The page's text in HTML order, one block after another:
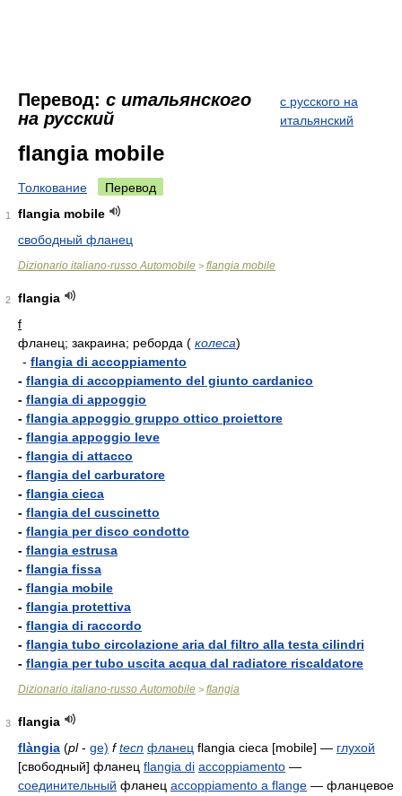
Перевод: с итальянского
на русский
с русского на
итальянский
flangia mobile
Толкование Перевод
1
flangia mobile
свободный фланец
Dizionario italiano-russo Automobile > flangia mobile
2
flangia
f
фланец; закраина; реборда ( колеса)
- flangia di accoppiamento
- flangia di accoppiamento del giunto cardanico
- flangia di appoggio
- flangia appoggio gruppo ottico proiettore
- flangia appoggio leve
- flangia di attacco
- flangia del carburatore
- flangia cieca
- flangia del cuscinetto
- flangia per disco condotto
- flangia estrusa
- flangia fissa
- flangia mobile
- flangia protettiva
- flangia di raccordo
- flangia tubo circolazione aria dal filtro alla testa cilindri
- flangia per tubo uscita acqua dal radiatore riscaldatore
Dizionario italiano-russo Automobile > flangia
3
flangia
flàngia (pl - ge) f tecn фланец flangia cieca [mobile] — глухой
[свободный] фланец flangia di accoppiamento —
соединительный фланец accoppiamento a flange — фланцевое